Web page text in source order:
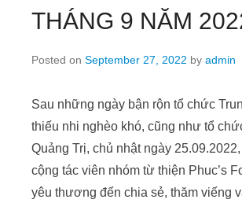
THÁNG 9 NĂM
Posted on September 27, 2022 by admin
Sau những ngày bận rộn tổ chức
thiếu nhi nghèo khó, cũng như tổ
Quảng Trị, chủ nhật ngày
cộng tác viên nhóm từ thiện Phuc’s
yêu thương đến chia sẻ, thăm viếng